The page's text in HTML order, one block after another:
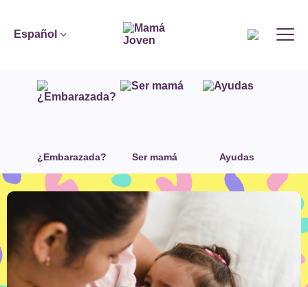
Español
¿Embarazada? Ser mamá Ayudas